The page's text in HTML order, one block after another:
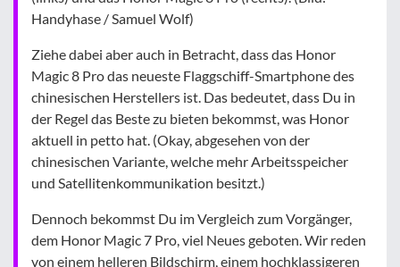
Handyhase / Samuel Wolf)
Ziehe dabei aber auch in Betracht, dass das Honor
Magic 8 Pro das neueste Flaggschiff-Smartphone des
chinesischen Herstellers ist. Das bedeutet, dass Du in
der Regel das Beste zu bieten bekommst, was Honor
aktuell in petto hat. (Okay, abgesehen von der
chinesischen Variante, welche mehr Arbeitsspeicher
und Satellitenkommunikation besitzt.)
Dennoch bekommst Du im Vergleich zum Vorgänger,
dem Honor Magic 7 Pro, viel Neues geboten. Wir reden
von einem helleren Bildschirm, einem hochklassigeren